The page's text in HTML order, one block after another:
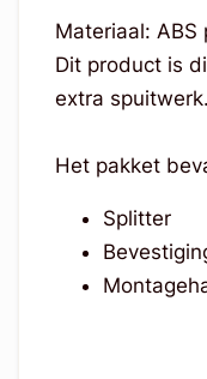
Materiaal: ABS
Dit product is
extra spuitwerk.
Het pakket
Splitter